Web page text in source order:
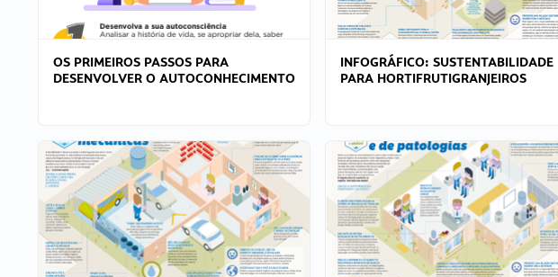
OS PRIMEIROS PASSOS PARA
DESENVOLVER O AUTOCONHECIMENTO
INFOGRÁFICO: SUSTENTABILIDADE
PARA HORTIFRUTIGRANJEIROS